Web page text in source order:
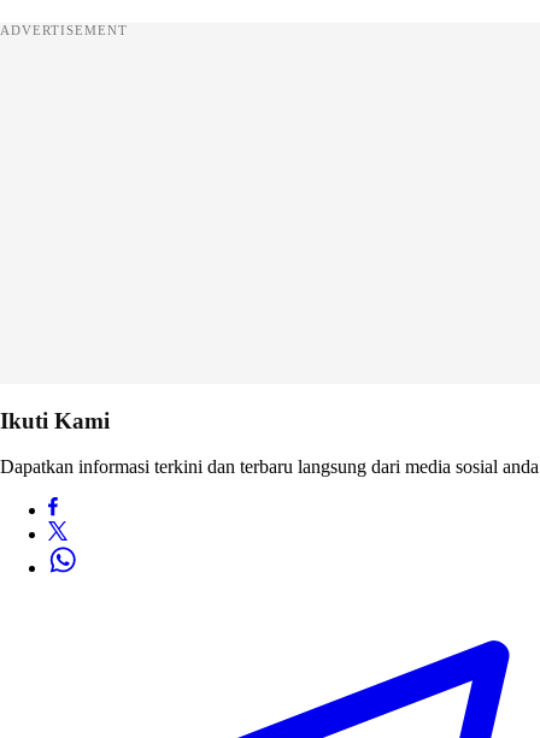
ADVERTISEMENT
Ikuti Kami
Dapatkan informasi terkini dan terbaru langsung dari media sosial anda